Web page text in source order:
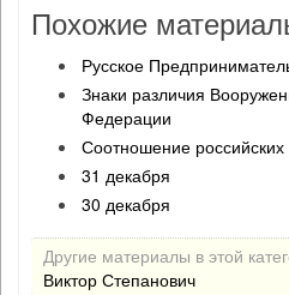
Похожие
Русское
Знаки различия
Федерации
Соотношение
31 декабря
30 декабря
Другие материалы в этой
Виктор Степанович